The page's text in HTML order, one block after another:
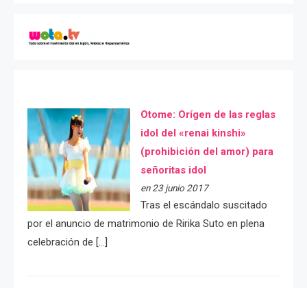
Otome: Orígen de las reglas
idol del «renai kinshi»
(prohibición del amor) para
señoritas idol
en 23 junio 2017
Tras el escándalo suscitado
por el anuncio de matrimonio de Ririka Suto en plena
celebración de […]